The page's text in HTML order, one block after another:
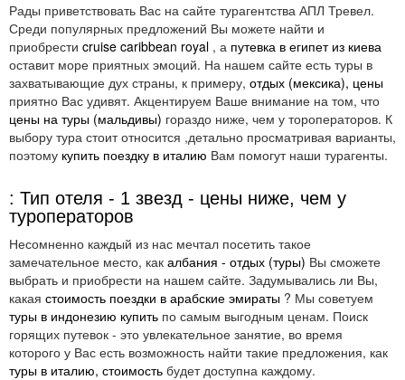
Рады приветствовать Вас на сайте турагентства АПЛ Тревел.
Среди популярных предложений Вы можете найти и
приобрести cruise caribbean royal , а путевка в египет из киева
оставит море приятных эмоций. На нашем сайте есть туры в
захватывающие дух страны, к примеру, отдых (мексика), цены
приятно Вас удивят. Акцентируем Ваше внимание на том, что
цены на туры (мальдивы) гораздо ниже, чем у тороператоров. К
выбору тура стоит относится ,детально просматривая варианты,
поэтому купить поездку в италию Вам помогут наши турагенты.
: Тип отеля - 1 звезд - цены ниже, чем у
туроператоров
Несомненно каждый из нас мечтал посетить такое
замечательное место, как албания - отдых (туры) Вы сможете
выбрать и приобрести на нашем сайте. Задумывались ли Вы,
какая стоимость поездки в арабские эмираты ? Мы советуем
туры в индонезию купить по самым выгодным ценам. Поиск
горящих путевок - это увлекательное занятие, во время
которого у Вас есть возможность найти такие предложения, как
туры в италию, стоимость будет доступна каждому.